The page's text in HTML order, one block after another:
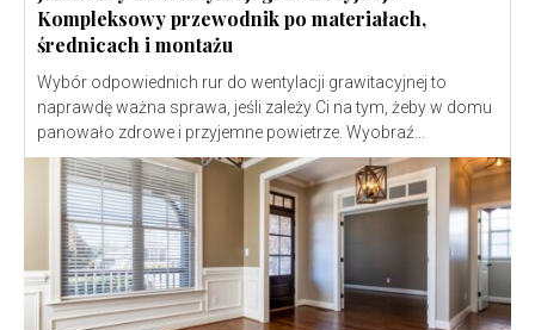
Kompleksowy przewodnik po materiałach,
średnicach i montażu
Wybór odpowiednich rur do wentylacji grawitacyjnej to
naprawdę ważna sprawa, jeśli zależy Ci na tym, żeby w domu
panowało zdrowe i przyjemne powietrze. Wyobraź...